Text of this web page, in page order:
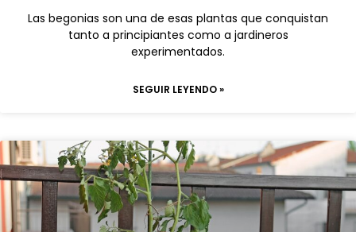
Las begonias son una de esas plantas que conquistan
tanto a principiantes como a jardineros
experimentados.
SEGUIR LEYENDO »